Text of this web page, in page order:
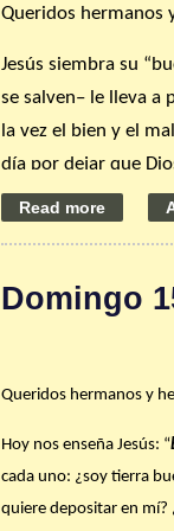
P. Ángel
Queridos hermanos
Jesús siembra su
se salven– le lleva a
la vez el bien y el
día por dejar que
reacción ante “la
Consejo de la
seguir el método de
encontrarás el guión
Gracias por ser
P. Ángel
Domingo
Queridos hermanos y
Hoy nos enseña Jesús: “
cada uno: ¿soy tierra
quiere depositar en mí?